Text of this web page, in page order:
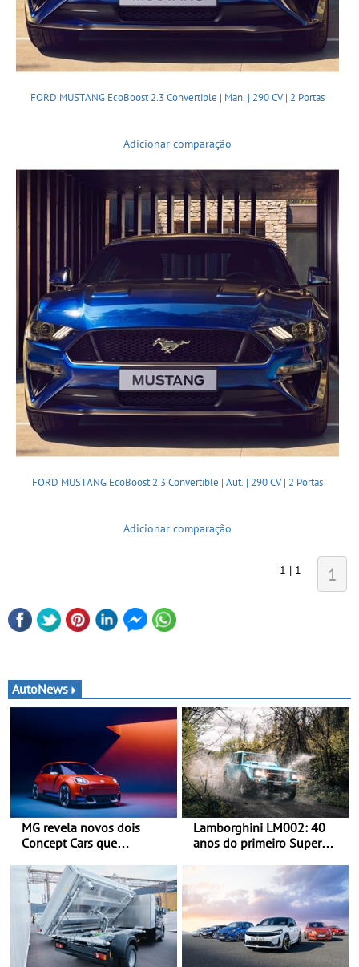
FORD MUSTANG EcoBoost 2.3 Convertible | Man. | 290 CV | 2 Portas
Adicionar comparação
FORD MUSTANG EcoBoost 2.3 Convertible | Aut. | 290 CV | 2 Portas
Adicionar comparação
1 | 1 1
AutoNews
MG revela novos dois
Concept Cars que
desportiva com tecnologia
avançada - No Goodwood
Festival of Speed 2026
Lamborghini LM002: 40
anos do primeiro Super
a Lamborghini desvendou
o extraordinário todo-o-
terreno com motor V12 que
abriu caminho para a
família Urus